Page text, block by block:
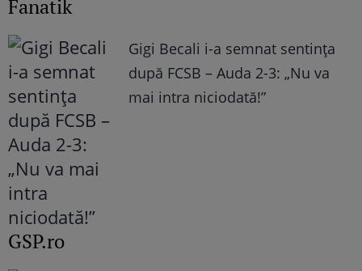
Fanatik
Gigi Becali i-a semnat sentința
după FCSB – Auda 2-3: „Nu va
mai intra niciodată!”
GSP.ro